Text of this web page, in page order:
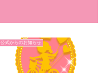
公式からのお知らせ